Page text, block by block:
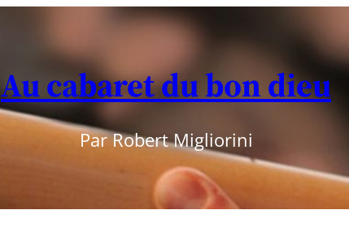
Au cabaret du bon dieu
Par Robert Migliorini